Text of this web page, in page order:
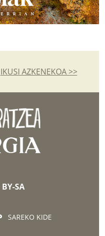
IKUSI AZKENEKOA >>
BY-SA
SAREKO KIDE